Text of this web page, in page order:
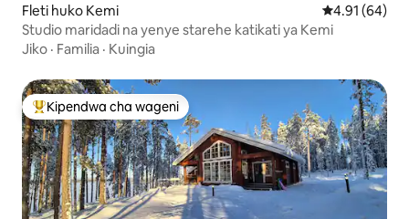
Fleti huko Kemi Ukadiriaji wa
4.91 (64)
Studio maridadi na yenye starehe katikati ya Kemi
Jiko · Familia · Kuingia
Kipendwa maarufu cha wageni
Kipendwa cha wageni